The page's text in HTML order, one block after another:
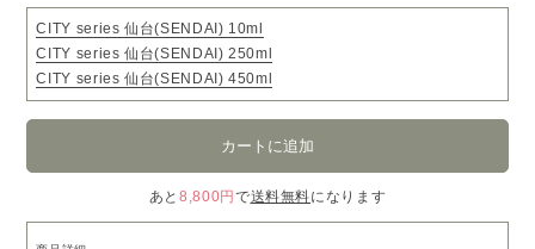
CITY series 仙台(SENDAI) 10ml
CITY series 仙台(SENDAI) 250ml
CITY series 仙台(SENDAI) 450ml
あと8,800円 で送料無料になります